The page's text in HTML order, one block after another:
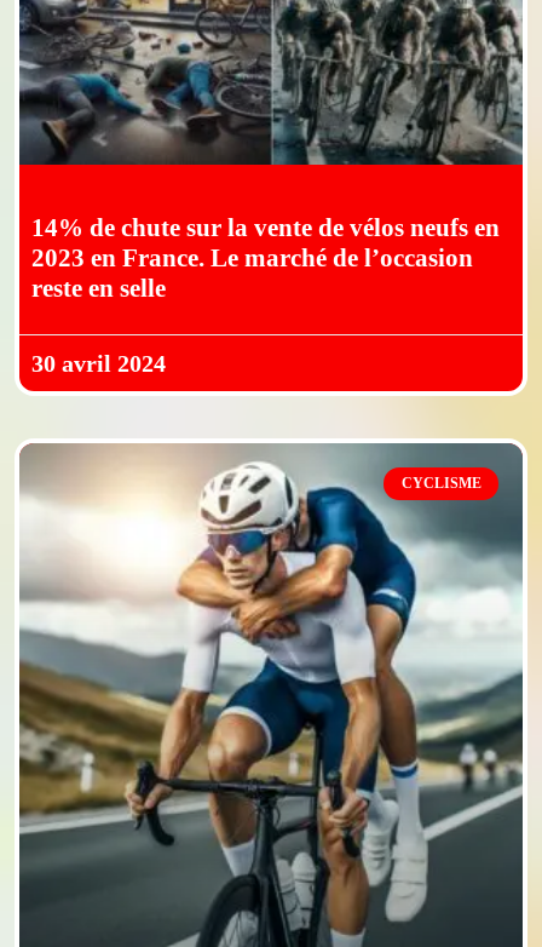
14% de chute sur la vente de vélos neufs en
2023 en France. Le marché de l’occasion
reste en selle
30 avril 2024
CYCLISME